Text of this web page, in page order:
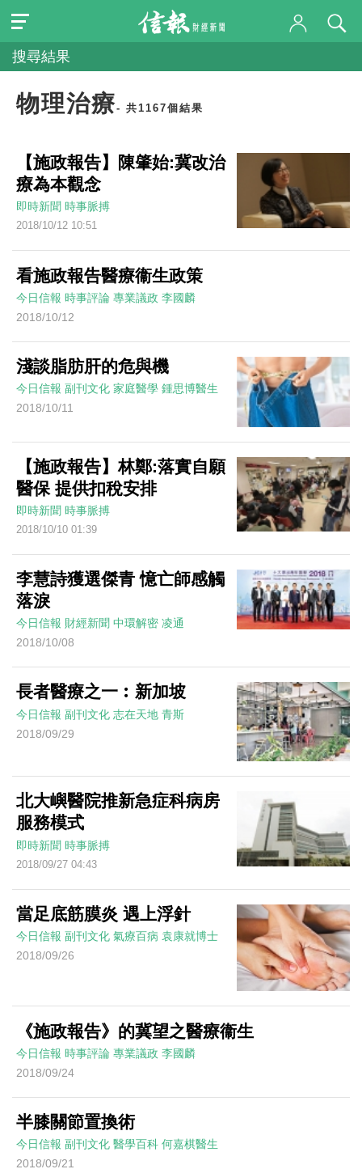
搜尋結果
物理治療- 共1167個結果
【施政報告】陳肇始:冀改治
療為本觀念
即時新聞 時事脈搏
2018/10/12 10:51
看施政報告醫療衞生政策
今日信報 時事評論 專業議政 李國麟
2018/10/12
淺談脂肪肝的危與機
今日信報 副刊文化 家庭醫學 鍾思博醫生
2018/10/11
【施政報告】林鄭:落實自願
醫保 提供扣稅安排
即時新聞 時事脈搏
2018/10/10 01:39
李慧詩獲選傑青 憶亡師感觸
落淚
今日信報 財經新聞 中環解密 凌通
2018/10/08
長者醫療之一︰新加坡
今日信報 副刊文化 志在天地 青斯
2018/09/29
北大嶼醫院推新急症科病房
服務模式
即時新聞 時事脈搏
2018/09/27 04:43
當足底筋膜炎 遇上浮針
今日信報 副刊文化 氣療百病 袁康就博士
2018/09/26
《施政報告》的冀望之醫療衞生
今日信報 時事評論 專業議政 李國麟
2018/09/24
半膝關節置換術
今日信報 副刊文化 醫學百科 何嘉棋醫生
2018/09/21